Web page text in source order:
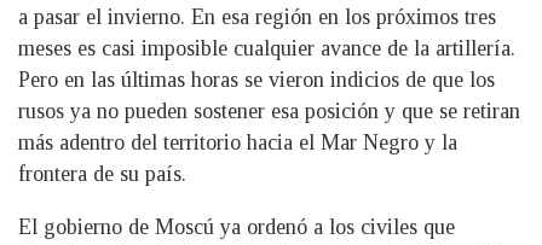
a pasar el invierno. En esa región en los próximos tres
meses es casi imposible cualquier avance de la artillería.
Pero en las últimas horas se vieron indicios de que los
rusos ya no pueden sostener esa posición y que se retiran
más adentro del territorio hacia el Mar Negro y la
frontera de su país.
El gobierno de Moscú ya ordenó a los civiles que